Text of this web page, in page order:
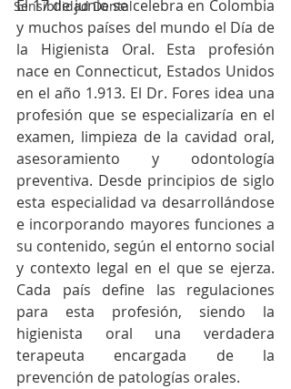
Sensibilidad Dental
El 17 de junio se celebra en Colombia
y muchos países del mundo el Día de
la Higienista Oral. Esta profesión
nace en Connecticut, Estados Unidos
en el año 1.913. El Dr. Fores idea una
profesión que se especializaría en el
examen, limpieza de la cavidad oral,
asesoramiento y odontología
preventiva. Desde principios de siglo
esta especialidad va desarrollándose
e incorporando mayores funciones a
su contenido, según el entorno social
y contexto legal en el que se ejerza.
Cada país define las regulaciones
para esta profesión, siendo la
higienista oral una verdadera
terapeuta encargada de la
prevención de patologías orales.